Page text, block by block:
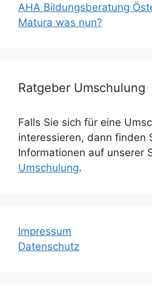
AHA Bildungsberatung
Matura was nun?
Ratgeber Umschulung
Falls Sie sich für eine
interessieren, dann finden
Informationen auf unserer
Umschulung.
Impressum
Datenschutz